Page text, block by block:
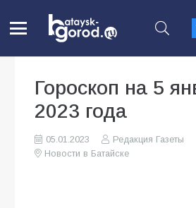
Гороскоп на 5
2023 года
05.01.2023
Редакция Газеты
Новости в Батайске